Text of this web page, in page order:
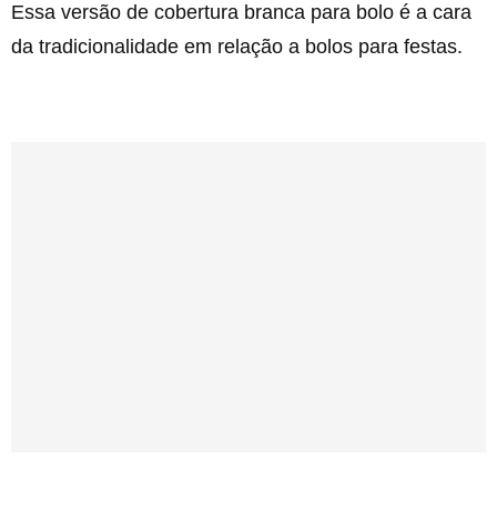
Essa versão de cobertura branca para bolo é a cara
da tradicionalidade em relação a bolos para festas.